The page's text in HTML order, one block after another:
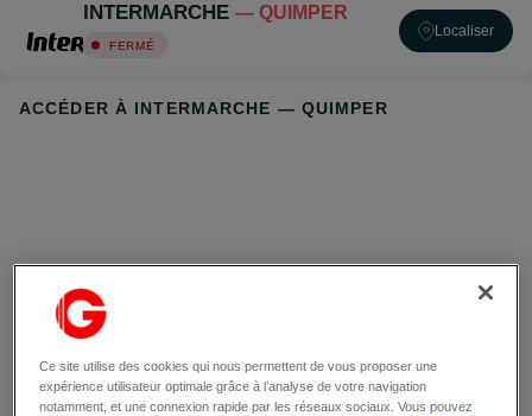
INTERMARCHE — QUIMPER
FERMÉ
Localiser
ACCÉDER À INTERMARCHE — QUIMPER
Ce site utilise des cookies qui nous permettent de vous proposer une
expérience utilisateur optimale grâce à l’analyse de votre navigation
notamment, et une connexion rapide par les réseaux sociaux. Vous pouvez